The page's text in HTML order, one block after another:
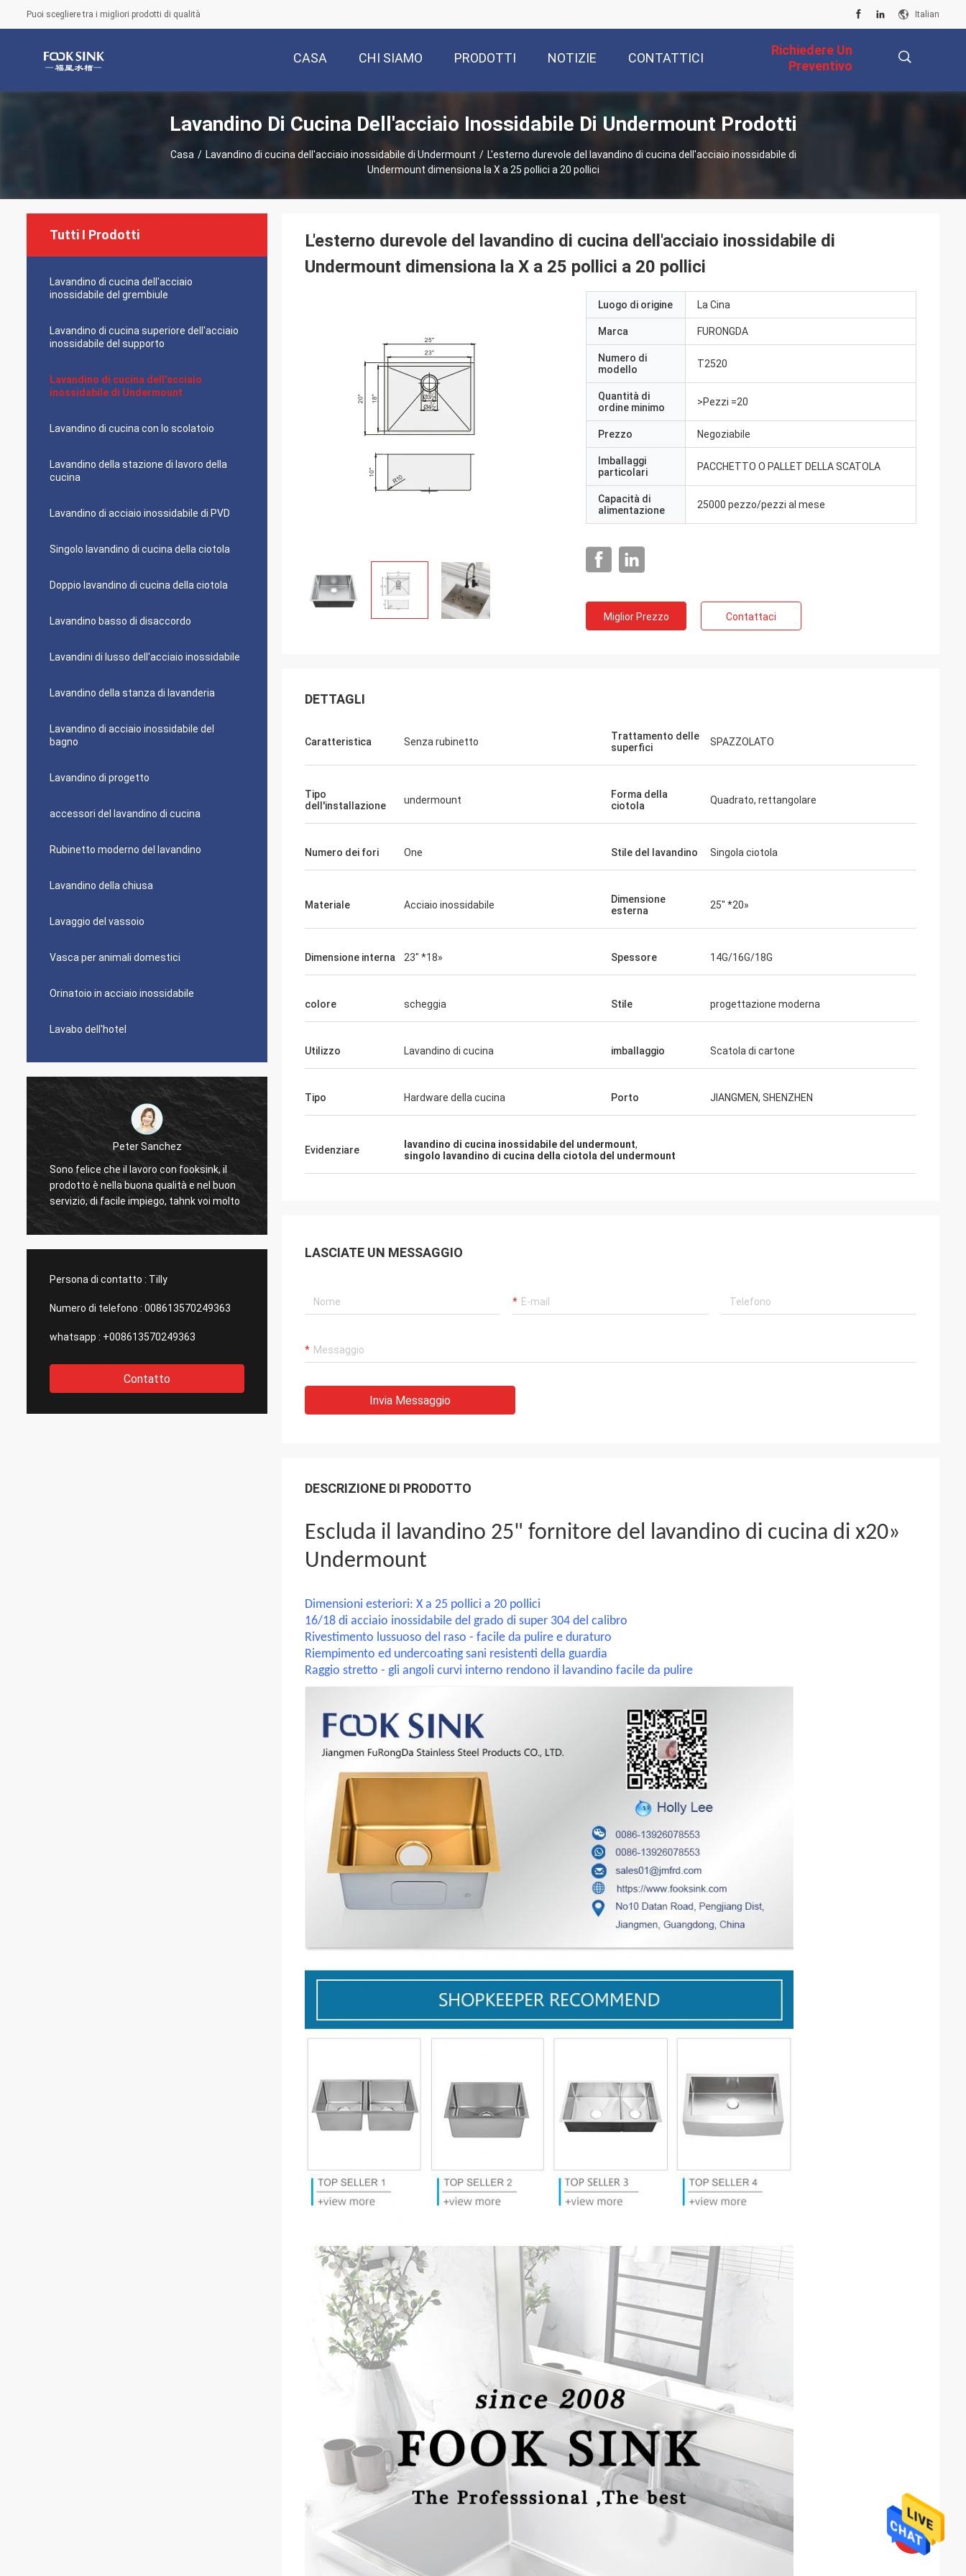
Puoi scegliere tra i migliori prodotti di qualità Italian
CASA CHI SIAMO PRODOTTI NOTIZIE CONTATTICI
Richiedere Un
Preventivo
Lavandino Di Cucina Dell'acciaio Inossidabile Di Undermount Prodotti
Casa / Lavandino di cucina dell'acciaio inossidabile di Undermount / L'esterno durevole del lavandino di cucina dell'acciaio inossidabile di
Undermount dimensiona la X a 25 pollici a 20 pollici
Tutti I Prodotti
Lavandino di cucina dell'acciaio
inossidabile del grembiule
Lavandino di cucina superiore dell'acciaio
inossidabile del supporto
Lavandino di cucina dell'acciaio
inossidabile di Undermount
Lavandino di cucina con lo scolatoio
Lavandino della stazione di lavoro della
cucina
Lavandino di acciaio inossidabile di PVD
Singolo lavandino di cucina della ciotola
Doppio lavandino di cucina della ciotola
Lavandino basso di disaccordo
Lavandini di lusso dell'acciaio inossidabile
Lavandino della stanza di lavanderia
Lavandino di acciaio inossidabile del
bagno
Lavandino di progetto
accessori del lavandino di cucina
Rubinetto moderno del lavandino
Lavandino della chiusa
Lavaggio del vassoio
Vasca per animali domestici
Orinatoio in acciaio inossidabile
Lavabo dell'hotel
Peter Sanchez
Sono felice che il lavoro con fooksink, il
prodotto è nella buona qualità e nel buon
servizio, di facile impiego, tahnk voi molto
Gilder di Michelle
È grande. Lo amiamo. Gli angoli non sono
troppo taglienti in modo da è facile da
moda.
Alan Yudelman
Il lavandino è molto eccellente e
professionale, il fornitore è amichevole ed
Persona di contatto : Tilly
Numero di telefono : 008613570249363
whatsapp : +008613570249363
Contatto
L'esterno durevole del lavandino di cucina dell'acciaio inossidabile di
Undermount dimensiona la X a 25 pollici a 20 pollici
Luogo di origine La Cina
Marca FURONGDA
Numero di
modello
T2520
Quantità di
ordine minimo
>Pezzi =20
Prezzo Negoziabile
Imballaggi
particolari
PACCHETTO O PALLET DELLA SCATOLA
Capacità di
alimentazione
25000 pezzo/pezzi al mese
Miglior Prezzo Contattaci
DETTAGLI
Caratteristica Senza rubinetto
Trattamento delle
superfici
SPAZZOLATO
Tipo
dell'installazione
undermount
Forma della
ciotola
Quadrato, rettangolare
Numero dei fori One Stile del lavandino Singola ciotola
Materiale Acciaio inossidabile
Dimensione
esterna
25" *20»
Dimensione interna 23" *18» Spessore 14G/16G/18G
colore scheggia Stile progettazione moderna
Utilizzo Lavandino di cucina imballaggio Scatola di cartone
Tipo Hardware della cucina Porto JIANGMEN, SHENZHEN
Evidenziare lavandino di cucina inossidabile del undermount,
singolo lavandino di cucina della ciotola del undermount
LASCIATE UN MESSAGGIO
Invia Messaggio
DESCRIZIONE DI PRODOTTO
Escluda il lavandino 25" fornitore del lavandino di cucina di x20»
Undermount
Dimensioni esteriori: X a 25 pollici a 20 pollici
16/18 di acciaio inossidabile del grado di super 304 del calibro
Rivestimento lussuoso del raso - facile da pulire e duraturo
Riempimento ed undercoating sani resistenti della guardia
Raggio stretto - gli angoli curvi interno rendono il lavandino facile da pulire